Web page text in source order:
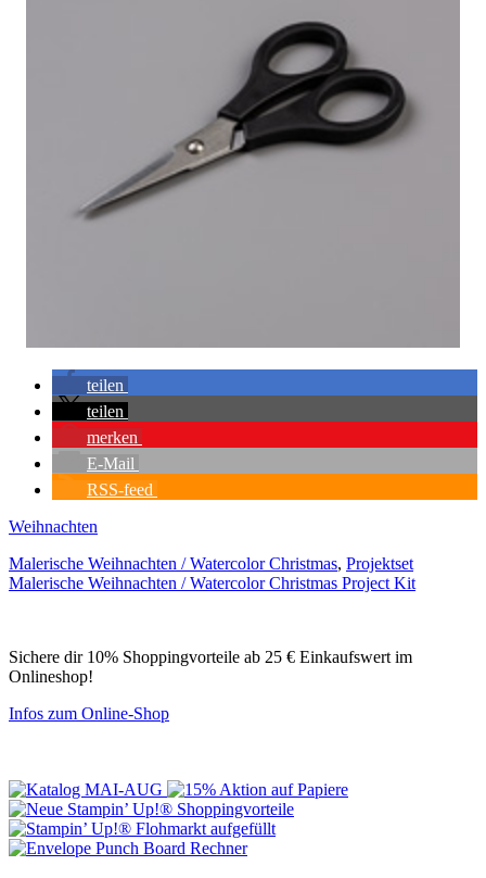
teilen
teilen
merken
E-Mail
RSS-feed
Weihnachten
Malerische Weihnachten / Watercolor Christmas, Projektset
Malerische Weihnachten / Watercolor Christmas Project Kit
Sichere dir 10% Shoppingvorteile ab 25 € Einkaufswert im
Onlineshop!
Infos zum Online-Shop